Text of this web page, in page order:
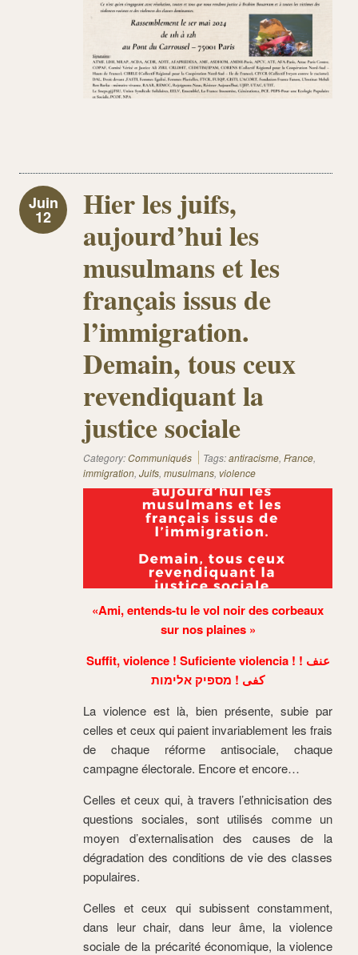
Juin
12
Hier les juifs,
aujourd’hui les
musulmans et les
français issus de
l’immigration.
Demain, tous ceux
revendiquant la
justice sociale
Category:Communiqués Tags:antiracisme, France,
immigration, Juifs, musulmans, violence
«Ami, entends-tu le vol noir des corbeaux
sur nos plaines »
Suffit, violence ! Suficiente violencia ! ! عنف
كفى ! מספיק אלימות
La violence est là, bien présente, subie par
celles et ceux qui paient invariablement les frais
de chaque réforme antisociale, chaque
campagne électorale. Encore et encore…
Celles et ceux qui, à travers l’ethnicisation des
questions sociales, sont utilisés comme un
moyen d’externalisation des causes de la
dégradation des conditions de vie des classes
populaires.
Celles et ceux qui subissent constamment,
dans leur chair, dans leur âme, la violence
sociale de la précarité économique, la violence